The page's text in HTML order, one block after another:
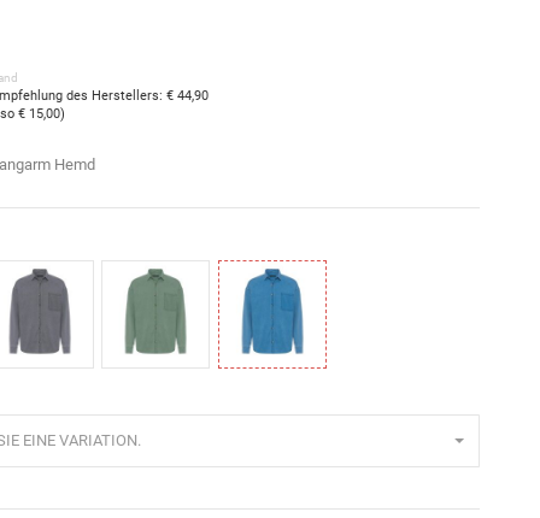
des Herstellers:€ 44,90
€ 15,00)
Hemd
EINE VARIATION.